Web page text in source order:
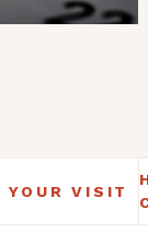
YOUR VISIT